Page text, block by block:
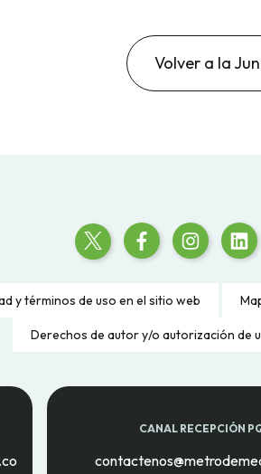
Volver a la
y términos de uso en el sitio web
Derechos de autor y/o autorización de
CANAL RECEPCIÓN